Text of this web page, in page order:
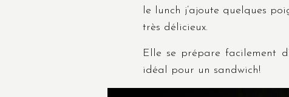
le lunch j’ajoute quelques
très délicieux.
Elle se prépare facilement
idéal pour un sandwich!